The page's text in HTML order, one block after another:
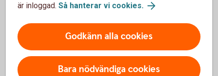
Valutakonto
Anmäl konto till kontoregistret
är inloggad. Så hanterar vi cookies.
Godkänn alla cookies
Bara nödvändiga cookies